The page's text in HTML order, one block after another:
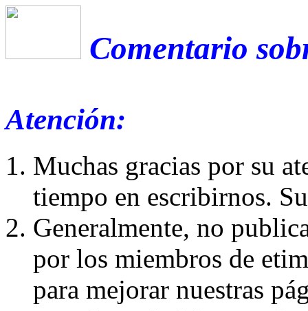
Comentario
Atención:
Muchas gracias por su
tiempo en escribirnos.
Generalmente, no
por los miembros de
para mejorar nuestras